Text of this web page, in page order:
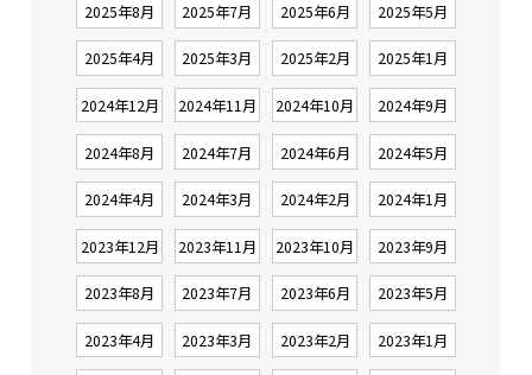
2025年8月 2025年7月 2025年6月 2025年5月
2025年4月 2025年3月 2025年2月 2025年1月
2024年12月 2024年11月 2024年10月 2024年9月
2024年8月 2024年7月 2024年6月 2024年5月
2024年4月 2024年3月 2024年2月 2024年1月
2023年12月 2023年11月 2023年10月 2023年9月
2023年8月 2023年7月 2023年6月 2023年5月
2023年4月 2023年3月 2023年2月 2023年1月